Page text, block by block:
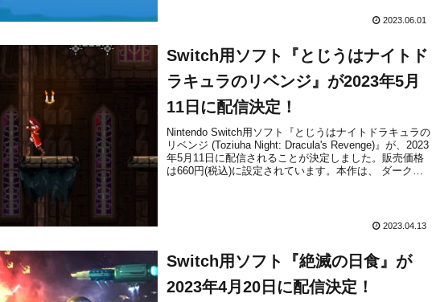
2023.06.01
Switch用ソフト『とじうはナイトド
ラキュラのリベンジ』が2023年5月
11日に配信決定！
Nintendo Switch用ソフト『とじうはナイトドラキュラの
リベンジ (Toziuha Night: Dracula's Revenge)』が、2023
年5月11日に配信されることが決定しました。販売価格
は660円(税込)に設定されています。本作は、 ダークフ
2023.04.13
Switch用ソフト『絶滅の日食』が
2023年4月20日に配信決定！